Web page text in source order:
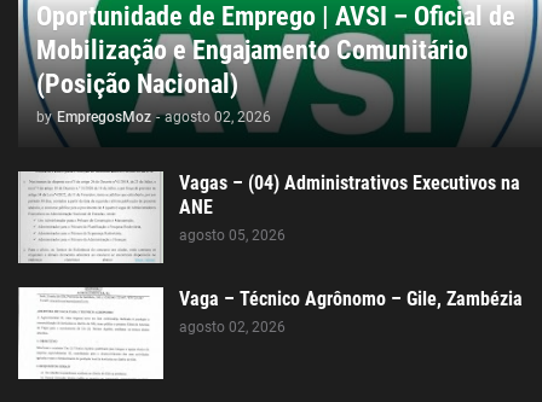
Oportunidade de Emprego | AVSI – Oficial de
Mobilização e Engajamento Comunitário
(Posição Nacional)
by EmpregosMoz - agosto 02, 2026
Vagas – (04) Administrativos Executivos na
ANE
agosto 05, 2026
Vaga – Técnico Agrônomo – Gile, Zambézia
agosto 02, 2026